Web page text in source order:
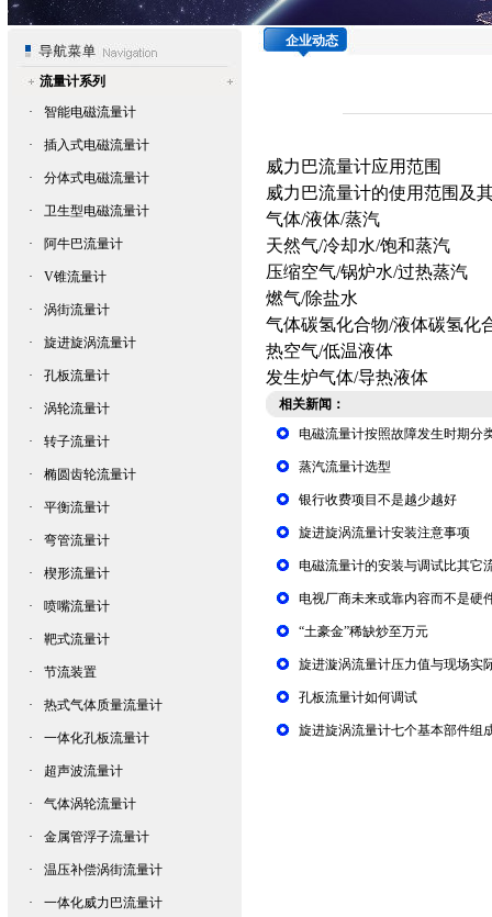
流量计系列
·
智能电磁流量计
· 插入式电磁流量计
· 分体式电磁流量计
· 卫生型电磁流量计
· 阿牛巴流量计
· V锥流量计
· 涡街流量计
· 旋进旋涡流量计
· 孔板流量计
· 涡轮流量计
· 转子流量计
· 椭圆齿轮流量计
· 平衡流量计
· 弯管流量计
· 楔形流量计
· 喷嘴流量计
· 靶式流量计
· 节流装置
· 热式气体质量流量计
· 一体化孔板流量计
· 超声波流量计
· 气体涡轮流量计
· 金属管浮子流量计
· 温压补偿涡街流量计
· 一体化威力巴流量计
企业动态
威力巴流量计应用范围
威力巴流量计的使用范围及
气体/液体/蒸汽
天然气/冷却水/饱和蒸汽
压缩空气/锅炉水/过热蒸汽
燃气/除盐水
气体碳氢化合物/液体碳氢化
热空气/低温液体
发生炉气体/导热液体
相关新闻：
电磁流量计按照故障发生时期分
蒸汽流量计选型
银行收费项目不是越少越好
旋进旋涡流量计安装注意事项
电磁流量计的安装与调试比其它
电视厂商未来或靠内容而不是硬
“土豪金”稀缺炒至万元
旋进漩涡流量计压力值与现场实
孔板流量计如何调试
旋进旋涡流量计七个基本部件组